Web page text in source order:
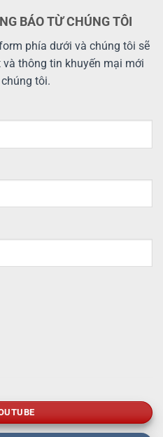
BÁO TỪ CHÚNG TÔI
phía dưới và chúng tôi sẽ
thông tin khuyến mại mới
tôi.